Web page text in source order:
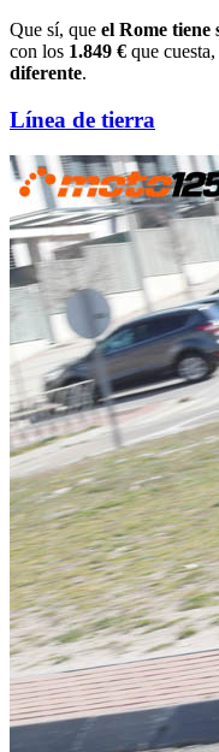
Que sí, que el Rome tiene
con los 1.849 € que cuesta,
diferente.
Línea de tierra